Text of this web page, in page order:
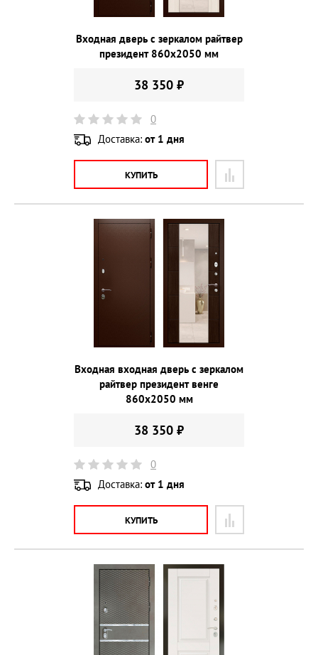
Входная дверь с зеркалом райтвер
президент 860х2050 мм
38 350 ₽
0
Доставка: от 1 дня
КУПИТЬ
Входная входная дверь с зеркалом
райтвер президент венге
860х2050 мм
38 350 ₽
0
Доставка: от 1 дня
КУПИТЬ